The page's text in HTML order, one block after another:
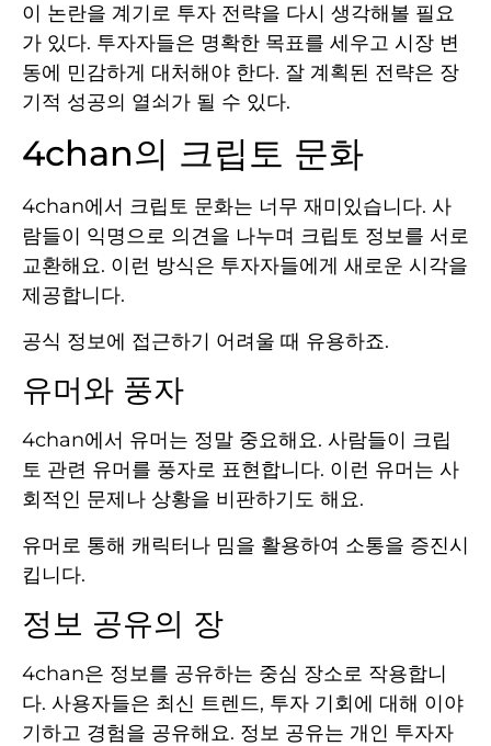
이 논란을 계기로 투자 전략을 다시 생각해볼 필요
가 있다. 투자자들은 명확한 목표를 세우고 시장 변
동에 민감하게 대처해야 한다. 잘 계획된 전략은 장
기적 성공의 열쇠가 될 수 있다.
4chan의 크립토 문화
4chan에서 크립토 문화는 너무 재미있습니다. 사
람들이 익명으로 의견을 나누며 크립토 정보를 서로
교환해요. 이런 방식은 투자자들에게 새로운 시각을
제공합니다.
공식 정보에 접근하기 어려울 때 유용하죠.
유머와 풍자
4chan에서 유머는 정말 중요해요. 사람들이 크립
토 관련 유머를 풍자로 표현합니다. 이런 유머는 사
회적인 문제나 상황을 비판하기도 해요.
유머로 통해 캐릭터나 밈을 활용하여 소통을 증진시
킵니다.
정보 공유의 장
4chan은 정보를 공유하는 중심 장소로 작용합니
다. 사용자들은 최신 트렌드, 투자 기회에 대해 이야
기하고 경험을 공유해요. 정보 공유는 개인 투자자